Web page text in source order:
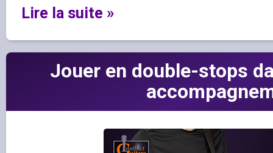
Lire la suite »
Jouer en double-stops